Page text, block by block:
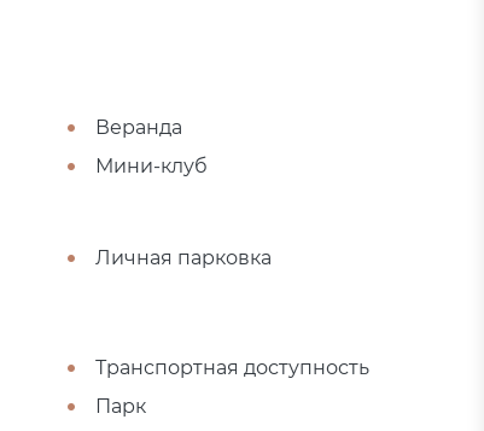
Веранда
Мини-клуб
Личная парковка
Транспортная доступность
Парк